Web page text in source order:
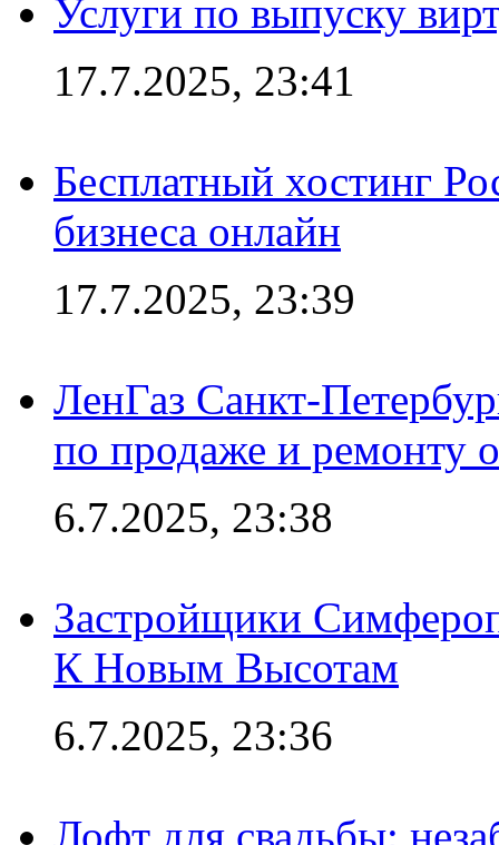
Услуги по выпуску
17.7.2025, 23:41
Бесплатный хостинг
бизнеса онлайн
17.7.2025, 23:39
ЛенГаз Санкт-
по продаже и ремонту
6.7.2025, 23:38
Застройщики
К Новым Высотам
6.7.2025, 23:36
Лофт для свадьбы: